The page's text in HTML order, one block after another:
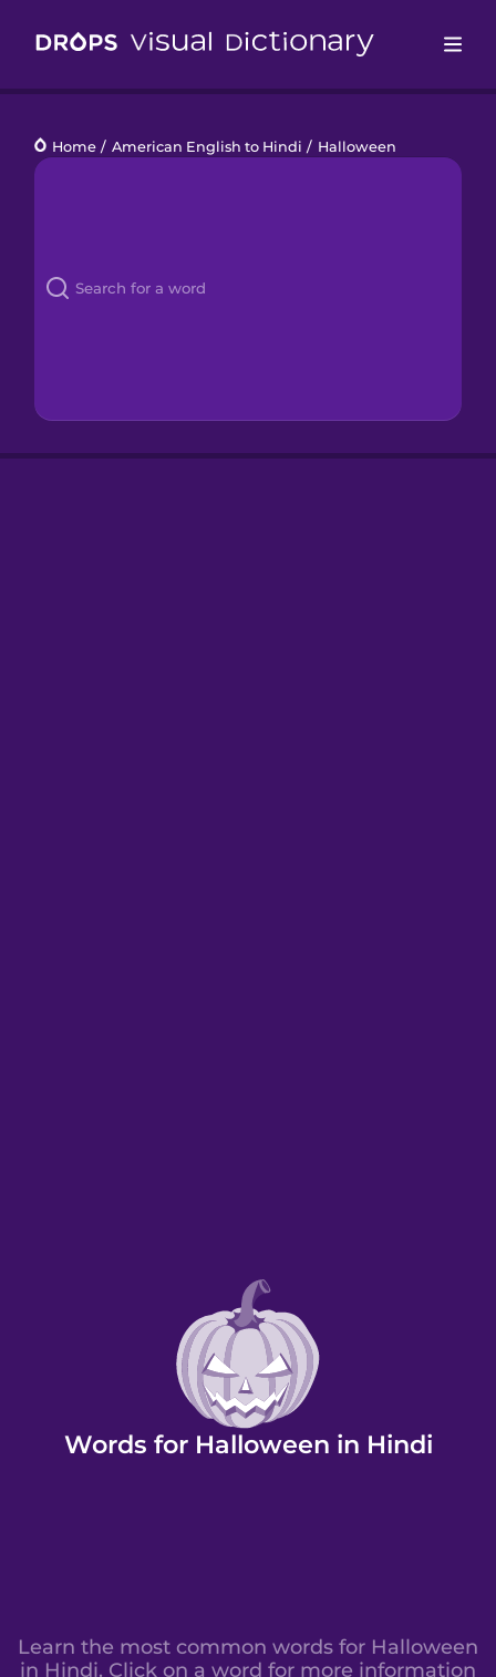
Languages
Kahoot!
Home / American English to Hindi / Halloween
Words for Halloween in Hindi
Learn the most common words for Halloween
in Hindi. Click on a word for more information